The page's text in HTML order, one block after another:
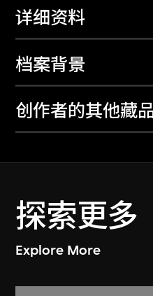
详细资料
档案背景
创作者的其他藏
探索更多
Explore More